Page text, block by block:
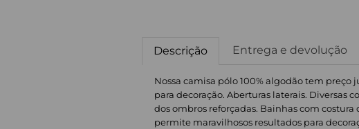
Descrição Entrega e devolução
Nossa camisa pólo 100% algodão tem preço
para decoração. Aberturas laterais. Diversas
dos ombros reforçadas. Bainhas com
permite maravilhosos resultados para